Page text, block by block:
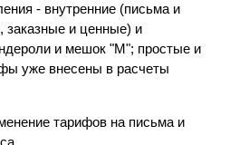
- внутренние (письма и
заказные и ценные) и
и мешок "М"; простые и
уже внесены в расчеты
тарифов на письма и